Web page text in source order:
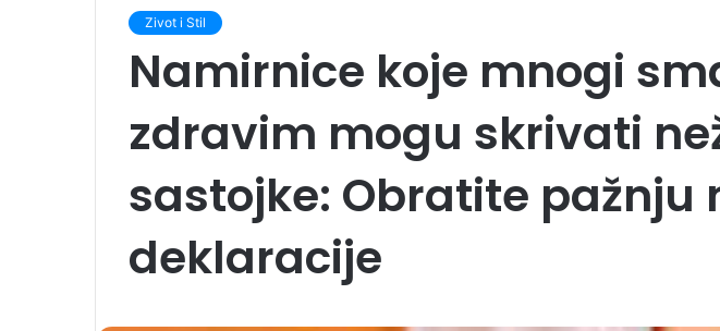
Zivot i Stil
Namirnice koje mnogi
zdravim mogu skrivati
sastojke: Obratite pažnju
deklaracije